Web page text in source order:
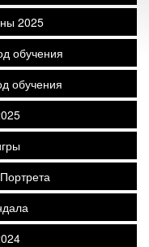
2025
обучения
обучения